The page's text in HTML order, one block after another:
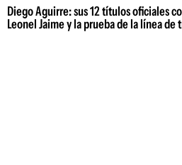
Diego Aguirre: sus 12 títulos oficiales
Leonel Jaime y la prueba de la línea